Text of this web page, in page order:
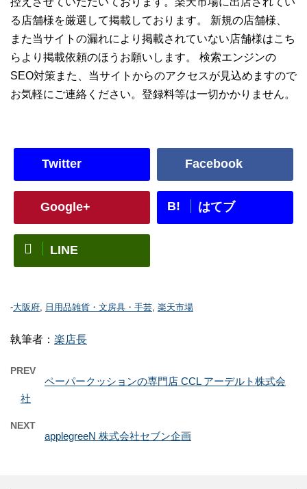
る店舗様を厳選して掲載しております。 新規の店舗様、
また当サイトの漏れにより掲載されていない店舗様はこち
らより掲載依頼のほうお願いします。 検索エンジンの
SEO対策また、当サイトからのアクセスが見込めますので
お気軽にご連絡ください。登録料等は一切かかりません。
Twitter Facebook
Google+ B! はてブ
LINE
-大阪府, 日用品雑貨・文房具・手芸, 楽天市場
執筆者： 楽店長
PREV
ペーパークッションの専門店 CCL アーデルト株式会
社
NEXT
applegreeN 株式会社セブン企画